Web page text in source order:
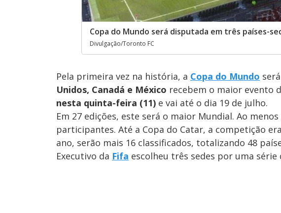
Copa do Mundo será disputada em três países-
Divulgação/Toronto FC
Pela primeira vez na história, a Copa do Mundo
Unidos, Canadá e México recebem o maior evento
nesta quinta-feira (11) e vai até o dia 19 de julho.
Em 27 edições, este será o maior Mundial. Ao
participantes. Até a Copa do Catar, a competição
ano, serão mais 16 classificados, totalizando 48
Executivo da Fifa escolheu três sedes por uma série